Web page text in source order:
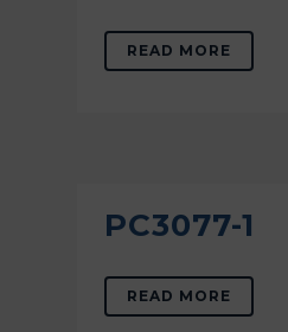
READ MORE
PC3077-1
READ MORE